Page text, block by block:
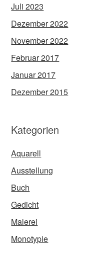
Juli 2023
Dezember 2022
November 2022
Februar 2017
Januar 2017
Dezember 2015
Kategorien
Aquarell
Ausstellung
Buch
Gedicht
Malerei
Monotypie